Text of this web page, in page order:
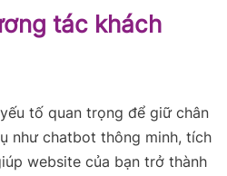
tác khách
tố quan trọng để giữ chân
như chatbot thông minh, tích
website của bạn trở thành